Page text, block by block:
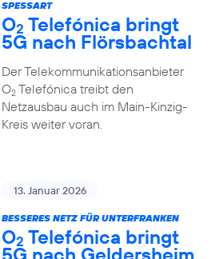
SPESSART
O2 Telefónica bringt
5G nach Flörsbachtal
Der Telekommunikationsanbieter
O2Telefónica treibt den
Netzausbau auch im Main-Kinzig-
Kreis weiter voran.
13. Januar 2026
BESSERES NETZ FÜR UNTERFRANKEN
O2 Telefónica bringt
5G nach Geldersheim